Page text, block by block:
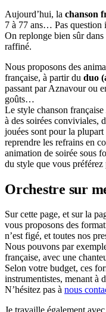
Aujourd’hui, la chanson
7 à 77 ans… Pas question
On replonge bien sûr
raffiné.
Nous proposons des
française, à partir du duo
passant par Aznavour ou
goûts…
Le style chanson française
à des soirées conviviales,
jouées sont pour la
reprendre les refrains en
animation de soirée sous
du style que vous
Orchestre sur
Sur cette page, et sur la
vous proposons des
n’est figé, et toutes nos
Nous pouvons par
française, avec une
Selon votre budget, ces
instrumentistes, menant à
N’hésitez pas à nous